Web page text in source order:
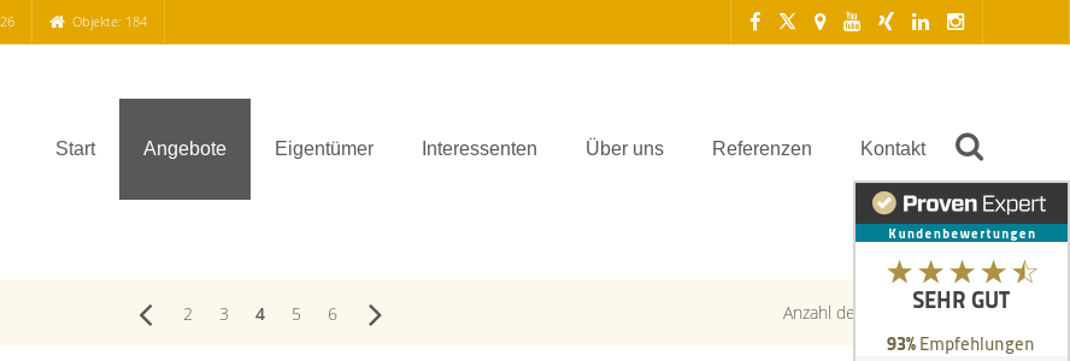
Objekte: 184
Start Angebote Eigentümer Interessenten Über uns Referenzen Kontakt
2 3 4 5 6 Anzahl der Objekte:4 | 88